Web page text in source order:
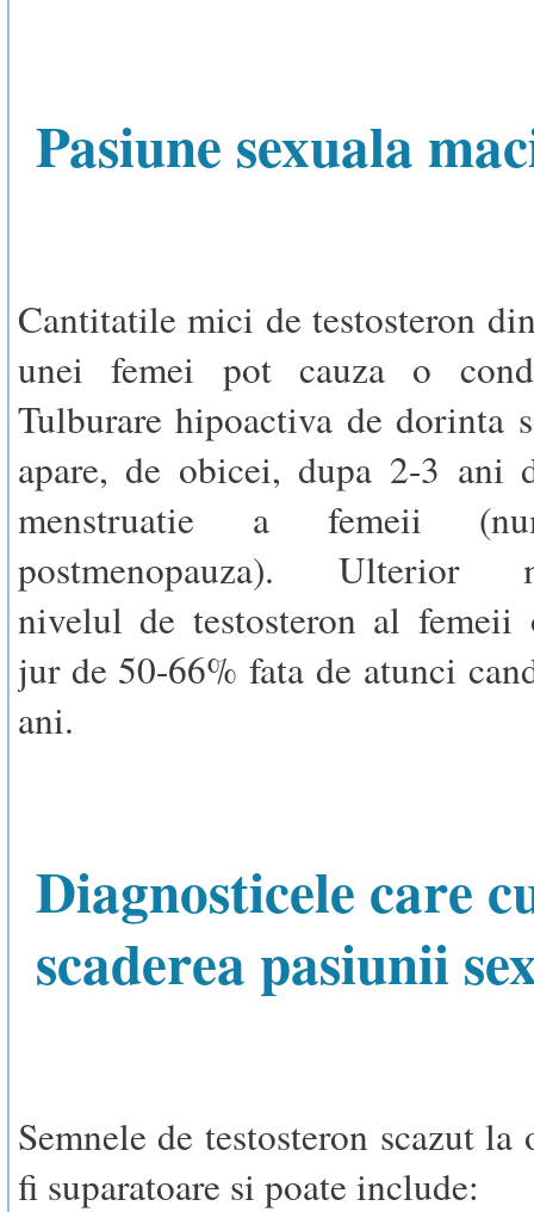
Pasiune sexuala
Cantitatile mici de testosteron
unei femei pot cauza o
Tulburare hipoactiva de dorinta
apare, de obicei, dupa 2-3 ani
menstruatie a femeii
postmenopauza). Ulterior
nivelul de testosteron al femeii
jur de 50-66% fata de atunci
ani.
Diagnosticele care
scaderea pasiunii
Semnele de testosteron scazut la
fi suparatoare si poate include: